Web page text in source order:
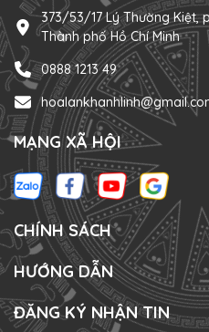
373/53/17 Lý Thường Kiệt,
Thành phố Hồ Chí Minh
0888 1213 49
MẠNG XÃ HỘI
CHÍNH SÁCH
HƯỚNG DẪN
ĐĂNG KÝ NHẬN TIN